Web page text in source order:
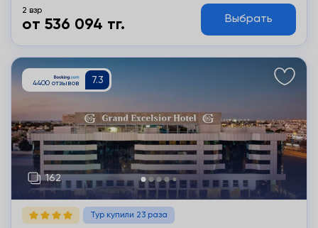
2 взр
от 536 094 тг. Выбрать
Тур купили 23 раза
Подробнее